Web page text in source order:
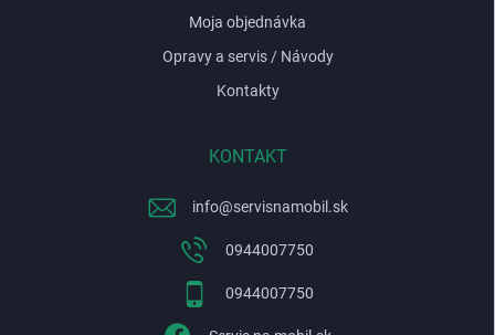
Moja objednávka
Opravy a servis / Návody
Kontakty
KONTAKT
info@servisnamobil.sk
0944007750
0944007750